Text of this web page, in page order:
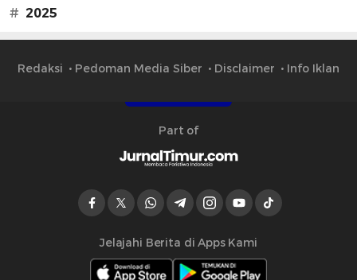
# 2025
Redaksi Pedoman Media Siber Disclaimer Info Iklan
Part of
Jelajahi Berita di Apps Kami